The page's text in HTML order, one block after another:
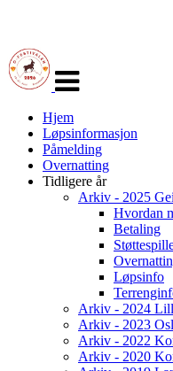
navigasjon
Hjem
Løpsinformasjon
Påmelding
Overnatting
Tidligere år
Arkiv - 2025
Hvordan
Betaling
Løpsinfo
Arkiv - 2024
Arkiv - 2023
Arkiv - 2022
Arkiv - 2020